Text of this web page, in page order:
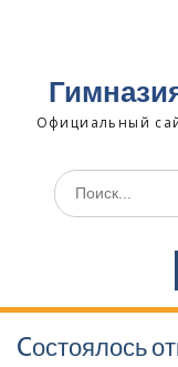
Официальный
Search
for:
Cостоялось